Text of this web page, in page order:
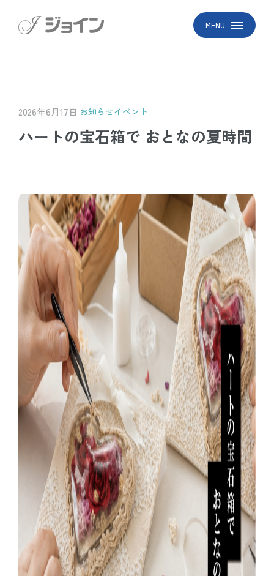
MENU
2026年6月17日 お知らせイベント
ハートの宝石箱で おとなの夏時間